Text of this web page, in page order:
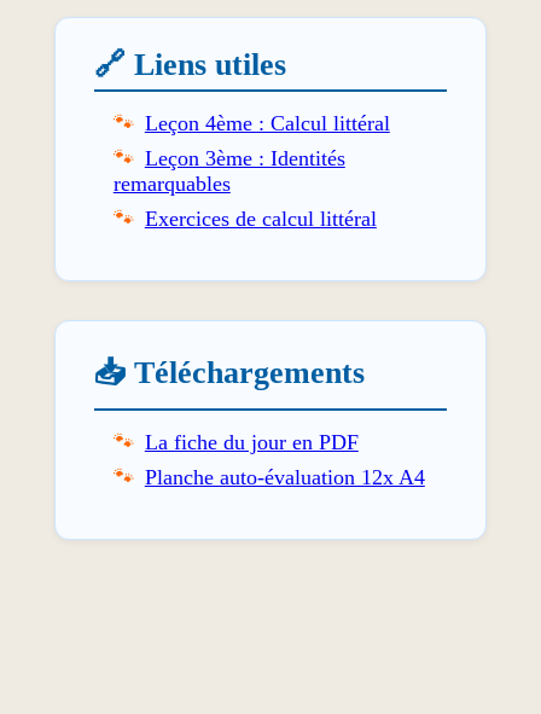
🔗 Liens utiles
Leçon 4ème : Calcul littéral
Leçon 3ème : Identités
remarquables
Exercices de calcul littéral
📥 Téléchargements
La fiche du jour en PDF
Planche auto-évaluation 12x A4